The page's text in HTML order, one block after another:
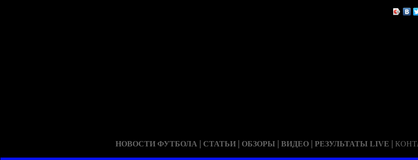
НОВОСТИ ФУТБОЛА | СТАТЬИ | ОБЗОРЫ | ВИДЕО | РЕЗУЛЬТАТЫ LIVE |